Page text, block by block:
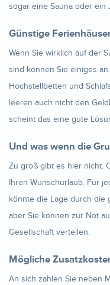
sogar eine Sauna oder ein
Günstige
Wenn Sie wirklich auf der
sind können Sie einiges
Hochstellbetten und
leeren auch nicht den
scheint das eine gute
Und was wenn die
Zu groß gibt es hier nicht.
Ihren Wunschurlaub. Für
könnte die Lage durch die
aber Sie können zur Not
Gesellschaft verteilen.
Mögliche
An sich zahlen Sie neben